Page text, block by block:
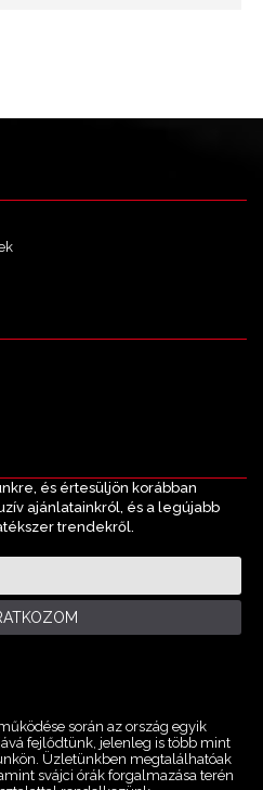
és értesüljön korábban
ajánlatainkról, és a legújabb
trendekről.
során az ország egyik
fejlődtünk, jelenleg is több mint
Üzletünkben megtalálhatóak
svájci órák forgalmazása terén